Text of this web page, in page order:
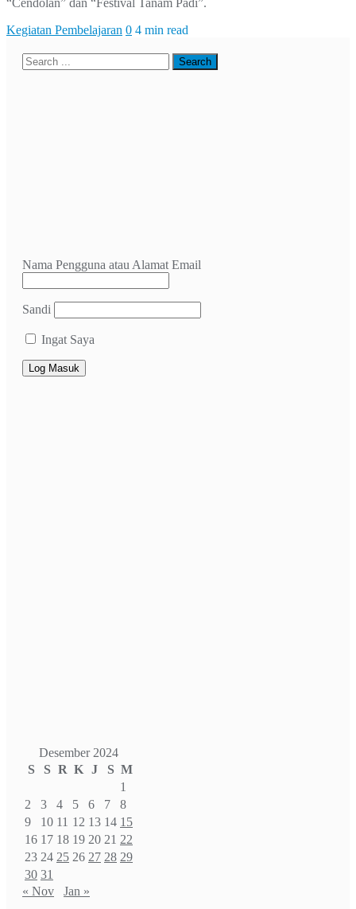
Kegiatan Pembelajaran 0 4 min read
Nama Pengguna atau Alamat Email
Sandi
Ingat Saya
Desember 2024
S
S R K J S M
1
2
3 4 5 6 7
8
9
10 11 12 13 14 15
16 17 18 19 20 21 22
23 24 25 26 27 28 29
30 31
« Nov
Jan »